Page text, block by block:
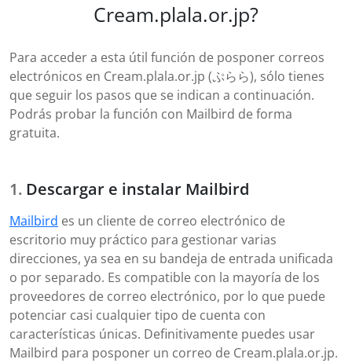
Cream.plala.or.jp?
Para acceder a esta útil función de posponer correos
electrónicos en Cream.plala.or.jp (ぷらら), sólo tienes
que seguir los pasos que se indican a continuación.
Podrás probar la función con Mailbird de forma
gratuita.
Descargar e instalar Mailbird
Mailbird es un cliente de correo electrónico de
escritorio muy práctico para gestionar varias
direcciones, ya sea en su bandeja de entrada unificada
o por separado. Es compatible con la mayoría de los
proveedores de correo electrónico, por lo que puede
potenciar casi cualquier tipo de cuenta con
características únicas. Definitivamente puedes usar
Mailbird para posponer un correo de Cream.plala.or.jp.